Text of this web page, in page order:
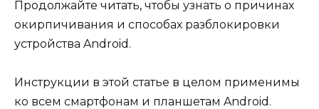
Продолжайте читать, чтобы узнать о причинах
окирпичивания и способах разблокировки
устройства Android.
Инструкции в этой статье в целом применимы
ко всем смартфонам и планшетам Android.